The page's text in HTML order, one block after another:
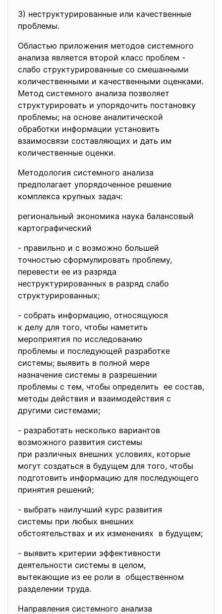
3) неструктурированные или качественные
проблемы.
Областью приложения методов системного
анализа является второй класс проблем -
слабо структурированные со смешанными
количественными и качественными оценками.
Метод системного анализа позволяет
структурировать и упорядочить постановку
проблемы; на основе аналитической
обработки информации установить
взаимосвязи составляющих и дать им
количественные оценки.
Методология системного анализа
предполагает упорядоченное решение
комплекса крупных задач:
региональный экономика наука балансовый
картографический
- правильно и с возможно большей
точностью сформулировать проблему,
перевести ее из разряда
неструктурированных в разряд слабо
структурированных;
- собрать информацию, относящуюся
к делу для того, чтобы наметить
мероприятия по исследованию
проблемы и последующей разработке
системы; выявить в полной мере
назначение системы в разрешении
проблемы с тем, чтобы определить ее состав,
методы действия и взаимодействия с
другими системами;
- разработать несколько вариантов
возможного развития системы
при различных внешних условиях, которые
могут создаться в будущем для того, чтобы
подготовить информацию для последующего
принятия решений;
- выбрать наилучший курс развития
системы при любых внешних
обстоятельствах и их изменениях в будущем;
- выявить критерии эффективности
деятельности системы в целом,
вытекающие из ее роли в общественном
разделении труда.
Направления системного анализа